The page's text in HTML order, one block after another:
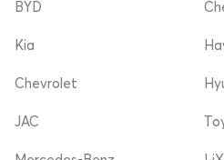
BYD
Kia
Chevrolet
JAC